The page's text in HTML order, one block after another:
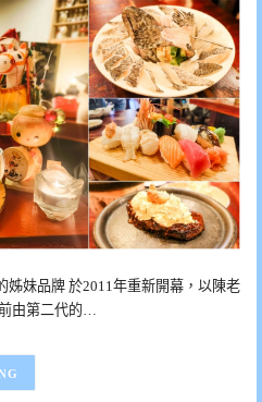
姊妹品牌 於2011年重新開幕，以陳老
由第二代的…